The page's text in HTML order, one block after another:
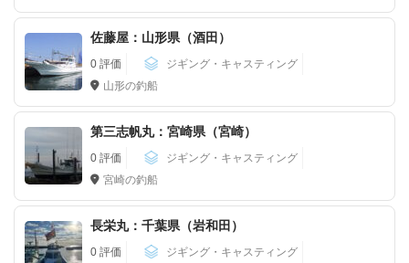
佐藤屋：山形県（酒田）
0 評価
ジギング・キャスティング
山形の釣船
第三志帆丸：宮崎県（宮崎）
0 評価
ジギング・キャスティング
宮崎の釣船
長栄丸：千葉県（岩和田）
0 評価
ジギング・キャスティング